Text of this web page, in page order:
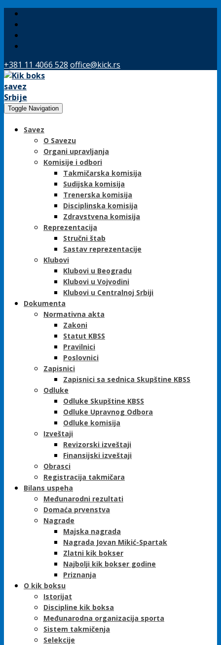
+381 11 4066 528 office@kick.rs
Toggle Navigation
Savez
O Savezu
Organi upravljanja
Komisije i odbori
Takmičarska komisija
Sudijska komisija
Trenerska komisija
Disciplinska komisija
Zdravstvena komisija
Reprezentacija
Stručni štab
Sastav reprezentacije
Klubovi
Klubovi u Beogradu
Klubovi u Vojvodini
Klubovi u Centralnoj Srbiji
Dokumenta
Normativna akta
Zakoni
Statut KBSS
Pravilnici
Poslovnici
Zapisnici
Zapisnici sa sednica Skupštine KBSS
Odluke
Odluke Skupštine KBSS
Odluke Upravnog Odbora
Odluke komisija
Izveštaji
Revizorski izveštaji
Finansijski izveštaji
Obrasci
Registracija takmičara
Bilans uspeha
Međunarodni rezultati
Domaća prvenstva
Nagrade
Majska nagrada
Nagrada Jovan Mikić-Spartak
Zlatni kik bokser
Najbolji kik bokser godine
Priznanja
O kik boksu
Istorijat
Discipline kik boksa
Međunarodna organizacija sporta
Sistem takmičenja
Selekcije